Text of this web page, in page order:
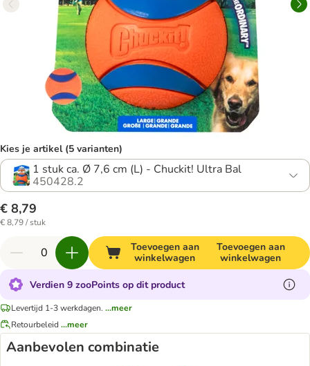
Kies je artikel (5 varianten)
1 stuk ca. Ø 7,6 cm (L) - Chuckit! Ultra Bal
450428.2
€ 8,79
€ 8,79 / stuk
Toevoegen aan
winkelwagen
Toevoegen aan
winkelwagen
Verdien 9 zooPoints op dit product
Levertijd 1-3 werkdagen. ...meer
Retourbeleid ...meer
Aanbevolen combinatie